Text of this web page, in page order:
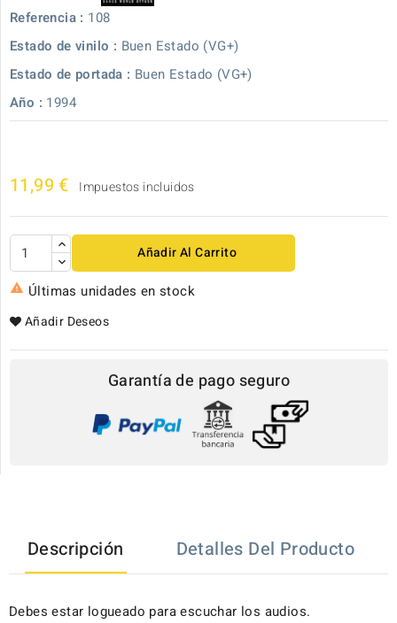
Referencia : 108
Estado de vinilo : Buen Estado (VG+)
Estado de portada : Buen Estado (VG+)
Año : 1994
11,99 € Impuestos incluidos
Añadir Al Carrito
 Últimas unidades en stock
Añadir Deseos
Garantía de pago seguro
Descripción Detalles Del Producto
Debes estar logueado para escuchar los audios.